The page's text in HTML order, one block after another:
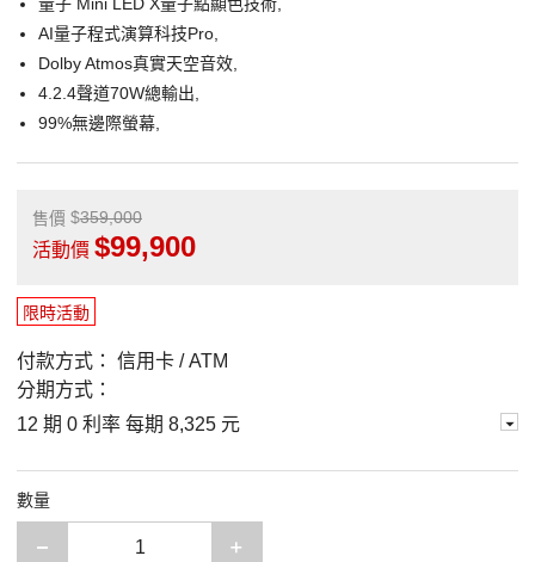
AI量子程式演算科技Pro,
Dolby Atmos真實天空音效,
4.2.4聲道70W總輸出,
99%無邊際螢幕,
售價 359,000
活動價 99,900
限時活動
付款方式：
信用卡 / ATM
分期方式：
12 期 0 利率 每期 8,325 元
數量
減少一項